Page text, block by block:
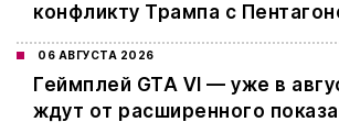
конфликту Трампа с
06 АВГУСТА 2026
Геймплей GTA VI — уже в
ждут от расширенного